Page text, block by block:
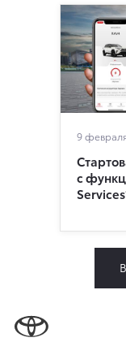
9 февраля
с